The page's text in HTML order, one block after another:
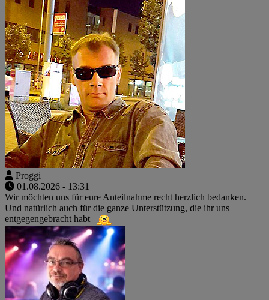
Proggi
01.08.2026 - 13:31
Wir möchten uns für eure Anteilnahme recht herzlich bedanken.
Und natürlich auch für die ganze Unterstützung, die ihr uns
entgegengebracht habt